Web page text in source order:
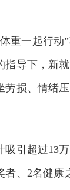
重一起行
指导下，新
劳损、情绪
吸引超过13
者、2名健康